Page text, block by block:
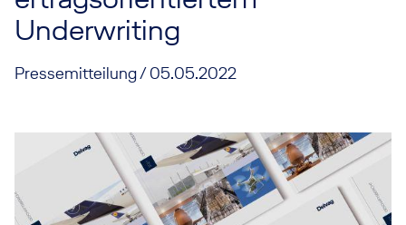
Underwriting
Pressemitteilung / 05.05.2022